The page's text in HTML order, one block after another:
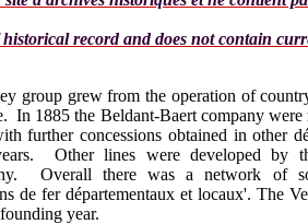
record and does not contain
group grew from the operation of
In 1885 the Beldant-Baert company were
further concessions obtained in other
Other lines were developed by
Overall there was a network of
de fer départementaux et locaux'. The
year.